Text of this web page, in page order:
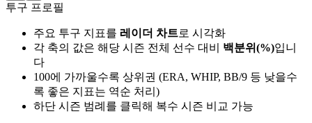
투구 프로필
주요 투구 지표를 레이더 차트로 시각화
각 축의 값은 해당 시즌 전체 선수 대비 백분위(%)입니
다
100에 가까울수록 상위권 (ERA, WHIP, BB/9 등 낮을수
록 좋은 지표는 역순 처리)
하단 시즌 범례를 클릭해 복수 시즌 비교 가능